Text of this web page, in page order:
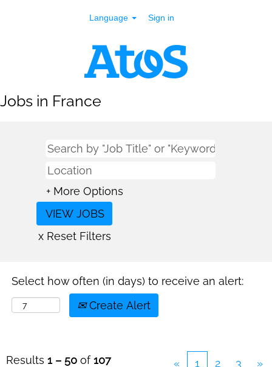
Language Sign in
Jobs in France
+ More Options
x Reset Filters
Select how often (in days) to receive an alert:
Create Alert
Results 1 – 50 of107 « 1 2 3 »